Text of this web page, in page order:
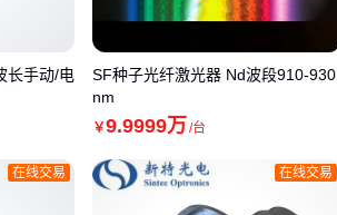
长手动/电
SF种子光纤激光器 Nd波段910-930
nm
￥9.9999万 /台
在线交易 在线交易